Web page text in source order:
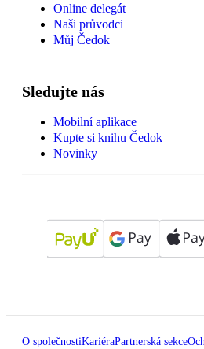
Online delegát
Naši průvodci
Můj Čedok
Sledujte nás
Mobilní aplikace
Kupte si knihu Čedok
Novinky
O společnostiKariéraPartnerská sekce